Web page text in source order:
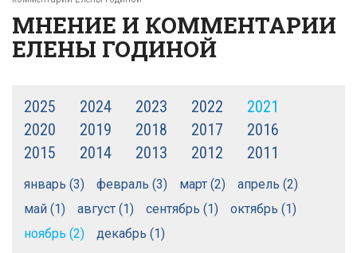
МНЕНИЕ И КОММЕНТАРИИ
ЕЛЕНЫ ГОДИНОЙ
2025 2024 2023 2022 2021
январь (3) февраль (3) март (2)
апрель (2)
май (1)
август (1) сентябрь (1)
октябрь (1)
ноябрь (2)
декабрь (1)
2020 2019 2018 2017
2016
2015
2014 2013 2012 2011